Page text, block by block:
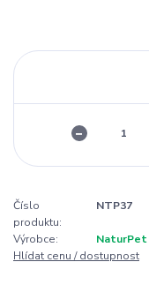
Číslo
produktu:
NTP37
Výrobce:
NaturPet
Hlídat cenu / dostupnost